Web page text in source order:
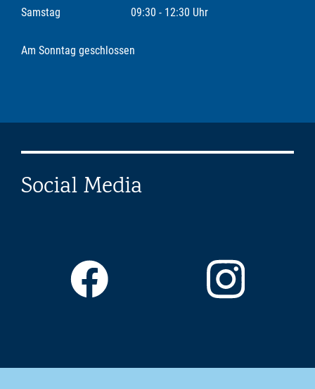
Samstag 09:30 - 12:30 Uhr
Am Sonntag geschlossen
Social Media